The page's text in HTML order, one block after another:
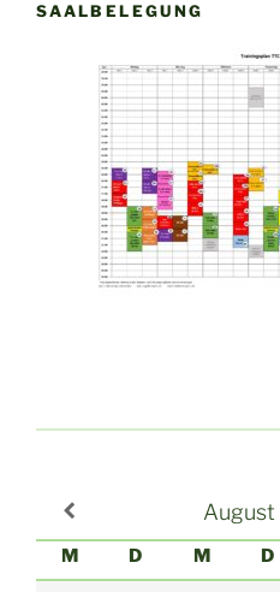
SAALBELEGUNG
August
M D M D